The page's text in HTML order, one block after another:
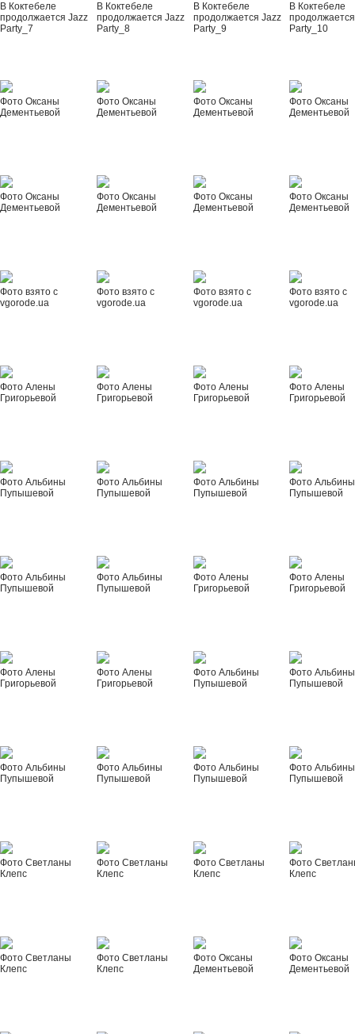
В Коктебеле
продолжается Jazz
Party_7
В Коктебеле
продолжается Jazz
Party_8
В Коктебеле
продолжается Jazz
Party_9
В Коктебеле
Party_10
Фото Оксаны
Дементьевой
Фото Оксаны
Дементьевой
Фото Оксаны
Дементьевой
Фото Оксаны
Дементьевой
Фото Оксаны
Дементьевой
Фото Оксаны
Дементьевой
Фото Оксаны
Дементьевой
Фото Оксаны
Дементьевой
Фото взято с
vgorode.ua
Фото взято с
vgorode.ua
Фото взято с
vgorode.ua
Фото взято с
vgorode.ua
Фото Алены
Григорьевой
Фото Алены
Григорьевой
Фото Алены
Григорьевой
Фото Алены
Григорьевой
Фото Альбины
Пупышевой
Фото Альбины
Пупышевой
Фото Альбины
Пупышевой
Фото Альбины
Пупышевой
Фото Альбины
Пупышевой
Фото Альбины
Пупышевой
Фото Алены
Григорьевой
Фото Алены
Григорьевой
Фото Алены
Григорьевой
Фото Алены
Григорьевой
Фото Альбины
Пупышевой
Фото Альбины
Пупышевой
Фото Альбины
Пупышевой
Фото Альбины
Пупышевой
Фото Альбины
Пупышевой
Фото Альбины
Пупышевой
Фото Светланы
Клепс
Фото Светланы
Клепс
Фото Светланы
Клепс
Фото
Клепс
Фото Светланы
Клепс
Фото Светланы
Клепс
Фото Оксаны
Дементьевой
Фото Оксаны
Дементьевой